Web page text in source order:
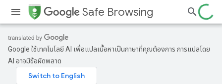
Safe Browsing
Google ใช้เทคโนโลยี AI เพื่อแปลเนื้อหาเป็นภาษาที่คุณต้องการ การแปลโดย
AI อาจมีข้อผิดพลาด